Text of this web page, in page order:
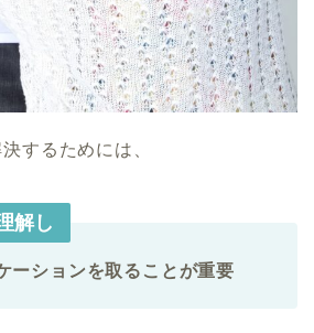
するためには、
解し
ーションを取ることが重要